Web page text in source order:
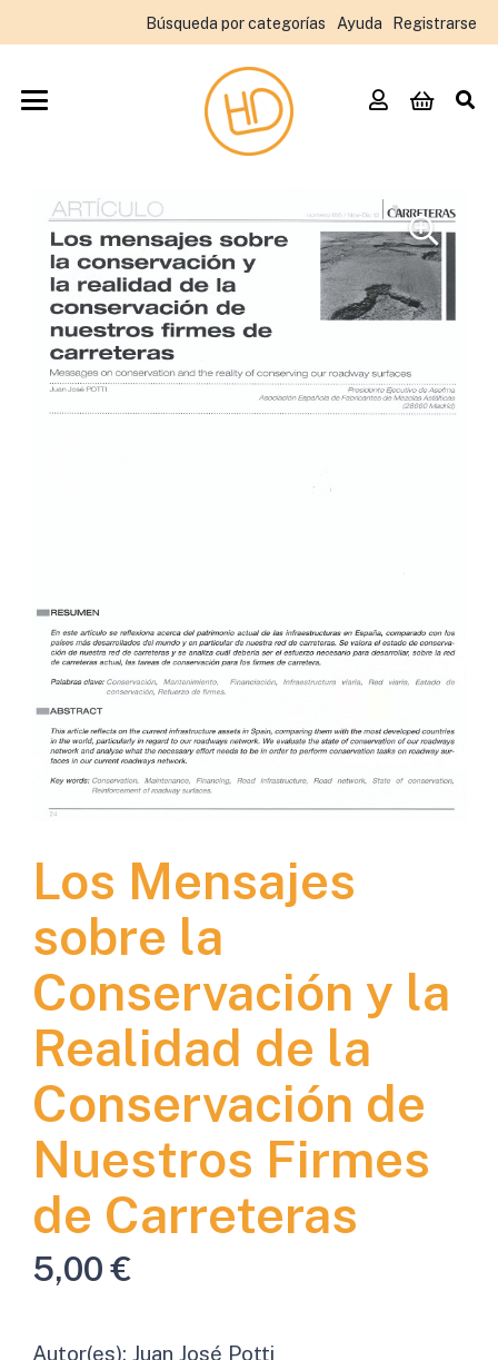
Búsqueda por categorías Ayuda Registrarse
Los Mensajes
sobre la
Conservación y la
Realidad de la
Conservación de
Nuestros Firmes
de Carreteras
5,00€
Autor(es): Juan José Potti